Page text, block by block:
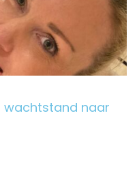
wachtstand naar